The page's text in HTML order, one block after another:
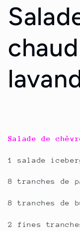
Salade de
1 salade
8 tranches de
8 tranches de
2 fines